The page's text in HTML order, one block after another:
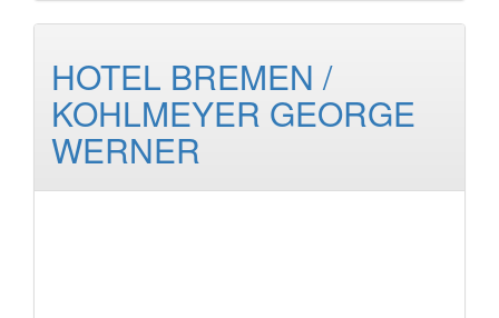
HOTEL BREMEN /
KOHLMEYER GEORGE
WERNER